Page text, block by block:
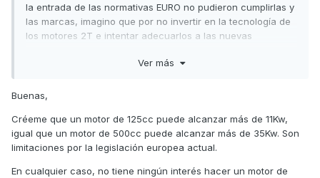
la entrada de las normativas EURO no pudieron cumplirlas y
las marcas, imagino que por no invertir en la tecnología de
los motores 2T e intentar adecuarlos a las nuevas
que potencia un motor de 4T y 125 cc puede llegar a
recordar haber leído en mas de una ocasión que los
Ver más
Buenas,
Créeme que un motor de 125cc puede alcanzar más de 11Kw,
igual que un motor de 500cc puede alcanzar más de 35Kw. Son
limitaciones por la legislación europea actual.
En cualquier caso, no tiene ningún interés hacer un motor de